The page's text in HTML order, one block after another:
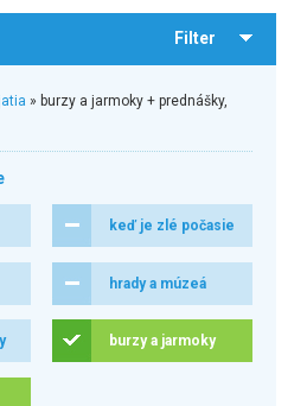
Filter
» burzy a jarmoky + prednášky,
keď je zlé počasie
hrady a múzeá
burzy a jarmoky